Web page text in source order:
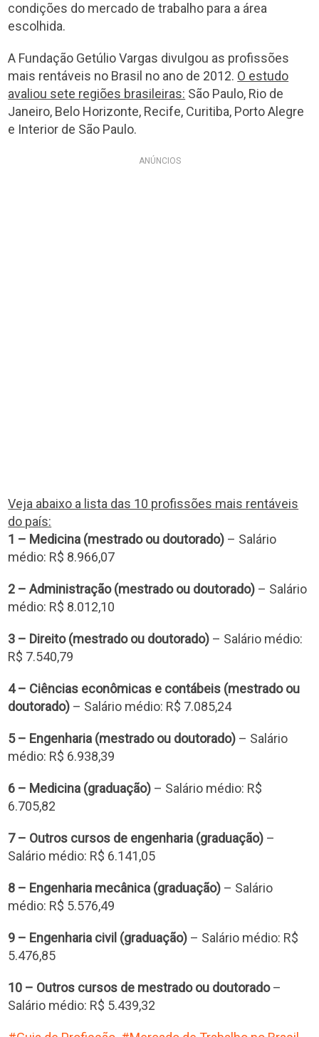
condições do mercado de trabalho para a área
escolhida.
A Fundação Getúlio Vargas divulgou as profissões
mais rentáveis no Brasil no ano de 2012. O estudo
avaliou sete regiões brasileiras: São Paulo, Rio de
Janeiro, Belo Horizonte, Recife, Curitiba, Porto Alegre
e Interior de São Paulo.
ANÚNCIOS
Veja abaixo a lista das 10 profissões mais rentáveis
do país:
1 – Medicina (mestrado ou doutorado) – Salário
médio: R$ 8.966,07
2 – Administração (mestrado ou doutorado) – Salário
médio: R$ 8.012,10
3 – Direito (mestrado ou doutorado) – Salário médio:
R$ 7.540,79
4 – Ciências econômicas e contábeis (mestrado ou
doutorado) – Salário médio: R$ 7.085,24
5 – Engenharia (mestrado ou doutorado) – Salário
médio: R$ 6.938,39
6 – Medicina (graduação) – Salário médio: R$
6.705,82
7 – Outros cursos de engenharia (graduação) –
Salário médio: R$ 6.141,05
8 – Engenharia mecânica (graduação) – Salário
médio: R$ 5.576,49
9 – Engenharia civil (graduação) – Salário médio: R$
5.476,85
10 – Outros cursos de mestrado ou doutorado–
Salário médio: R$ 5.439,32